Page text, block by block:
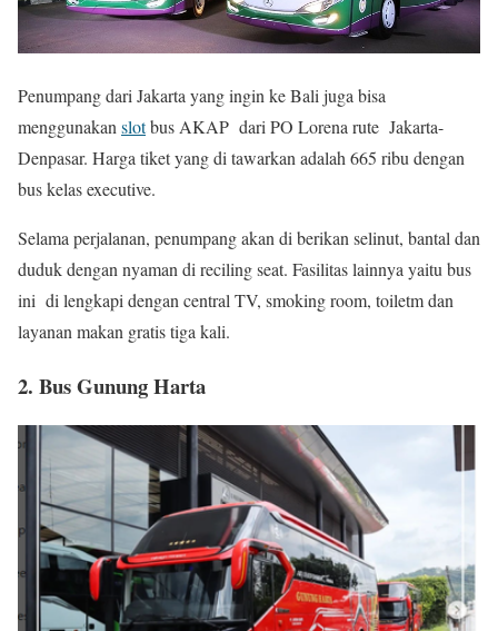
Penumpang dari Jakarta yang ingin ke Bali juga bisa
menggunakanslotbus AKAP dari PO Lorena rute Jakarta-
Denpasar. Harga tiket yang di tawarkan adalah 665 ribu dengan
bus kelas executive.
Selama perjalanan, penumpang akan di berikan selinut, bantal dan
duduk dengan nyaman di reciling seat. Fasilitas lainnya yaitu bus
ini di lengkapi dengan central TV, smoking room, toiletm dan
layanan makan gratis tiga kali.
2. Bus Gunung Harta